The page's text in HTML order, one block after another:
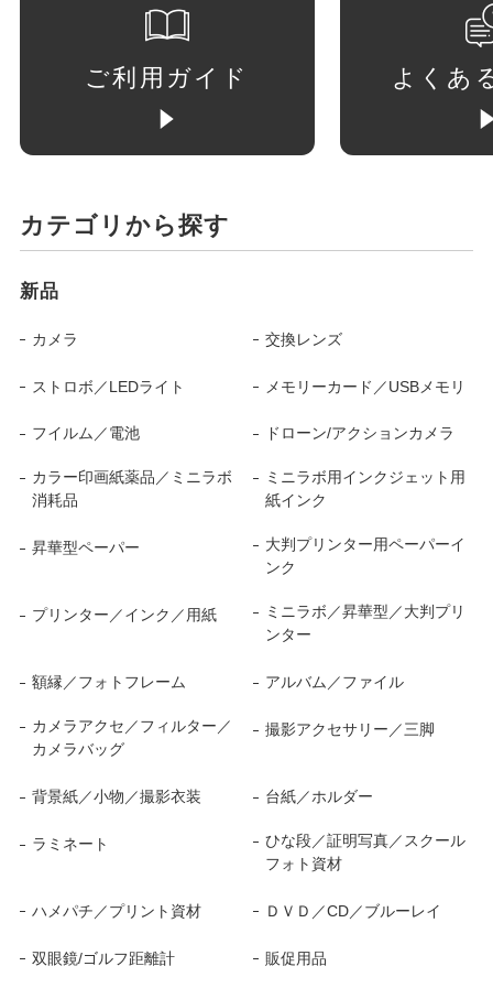
ご利用ガイド よくあ
カテゴリから探す
新品
カメラ 交換レンズ
ストロボ／LEDライト メモリーカード／USBメモリ
フイルム／電池 ドローン/アクションカメラ
カラー印画紙薬品／ミニラボ
消耗品
ミニラボ用インクジェット用
紙インク
昇華型ペーパー
大判プリンター用ペーパーイ
ンク
プリンター／インク／用紙
ミニラボ／昇華型／大判プリ
ンター
額縁／フォトフレーム アルバム／ファイル
カメラアクセ／フィルター／
カメラバッグ
撮影アクセサリー／三脚
背景紙／小物／撮影衣装 台紙／ホルダー
ラミネート
ひな段／証明写真／スクール
フォト資材
ハメパチ／プリント資材 ＤＶＤ／CD／ブルーレイ
双眼鏡/ゴルフ距離計 販促用品